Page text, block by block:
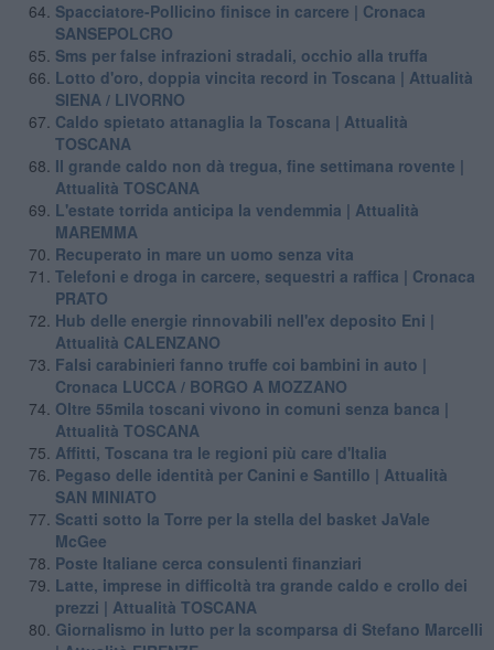
Spacciatore-Pollicino finisce in carcere | Cronaca
SANSEPOLCRO
Sms per false infrazioni stradali, occhio alla truffa
Lotto d'oro, doppia vincita record in Toscana | Attualità
SIENA / LIVORNO
Caldo spietato attanaglia la Toscana | Attualità
TOSCANA
Il grande caldo non dà tregua, fine settimana rovente |
Attualità TOSCANA
L'estate torrida anticipa la vendemmia | Attualità
MAREMMA
Recuperato in mare un uomo senza vita
Telefoni e droga in carcere, sequestri a raffica | Cronaca
PRATO
Hub delle energie rinnovabili nell'ex deposito Eni |
Attualità CALENZANO
Falsi carabinieri fanno truffe coi bambini in auto |
Cronaca LUCCA / BORGO A MOZZANO
Oltre 55mila toscani vivono in comuni senza banca |
Attualità TOSCANA
Affitti, Toscana tra le regioni più care d'Italia
Pegaso delle identità per Canini e Santillo | Attualità
SAN MINIATO
Scatti sotto la Torre per la stella del basket JaVale
McGee
Poste Italiane cerca consulenti finanziari
​Latte, imprese in difficoltà tra grande caldo e crollo dei
prezzi | Attualità TOSCANA
Giornalismo in lutto per la scomparsa di Stefano Marcelli